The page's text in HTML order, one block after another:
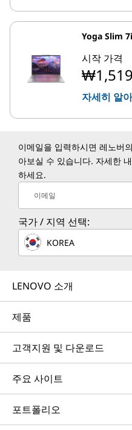
Yoga Slim
시작 가격
자세히 알
이메일을 입력하시면 레노버
아보실 수 있습니다. 자세한
하세요.
이메일
국가 / 지역 선택:
KOREA
LENOVO 소개
제품
고객지원 및 다운로드
주요 사이트
포트폴리오